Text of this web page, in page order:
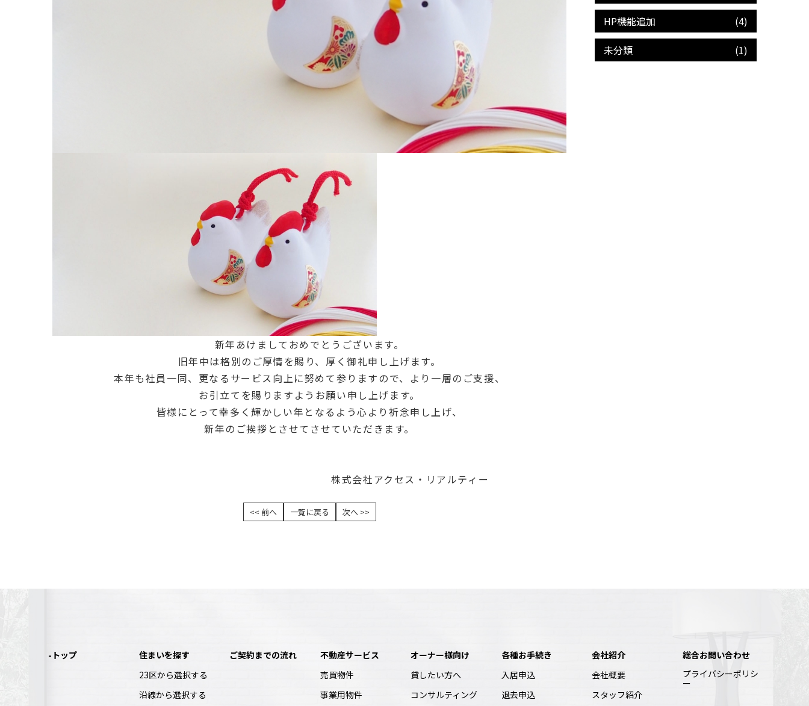
新年あけましておめでとうございます。
旧年中は格別のご厚情を賜り、厚く御礼申し上げます。
本年も社員一同、更なるサービス向上に努めて参りますので、より一層のご支援、
お引立てを賜りますようお願い申し上げます。
皆様にとって幸多く輝かしい年となるよう心より祈念申し上げ、
新年のご挨拶とさせてさせていただきます。
株式会社アクセス・リアルティー
<< 前へ 一覧に戻る 次へ >>
HP機能追加
(4)
未分類
(1)
-トップ
住まいを探す
23区から選択する
沿線から選択する
ご契約までの流れ
不動産サービス
売買物件
事業用物件
オーナー様向け
貸したい方へ
コンサルティング
各種お手続き
入居申込
退去申込
会社紹介
会社概要
スタッフ紹介
総合お問い合わせ
プライバシーポリシ
ー